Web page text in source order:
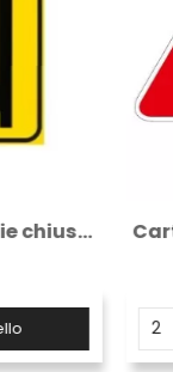
Cartello Stradale Caduta massi SX...
